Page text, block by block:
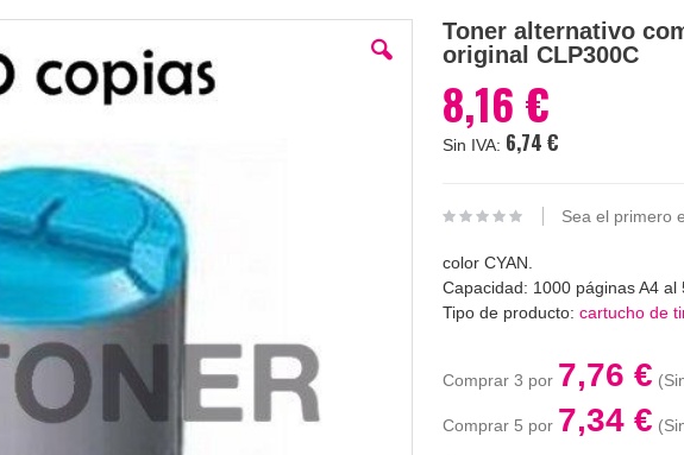
Toner alternativo
original CLP300C
8,16 €
6,74 €
Sea el primero
color CYAN.
Capacidad: 1000 páginas A4 al
Tipo de producto: cartucho de
Comprar 3 por 7,76 €
Comprar 5 por 7,34 €